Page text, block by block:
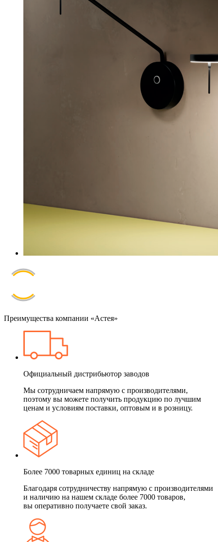
Преимущества компании «Астея»
Официальный дистрибьютор заводов
Мы сотрудничаем напрямую с производителями,
поэтому вы можете получить продукцию по лучшим
ценам и условиям поставки, оптовым и в розницу.
Более 7000 товарных единиц на складе
Благодаря сотрудничеству напрямую с производителями
и наличию на нашем складе более 7000 товаров,
вы оперативно получаете свой заказ.